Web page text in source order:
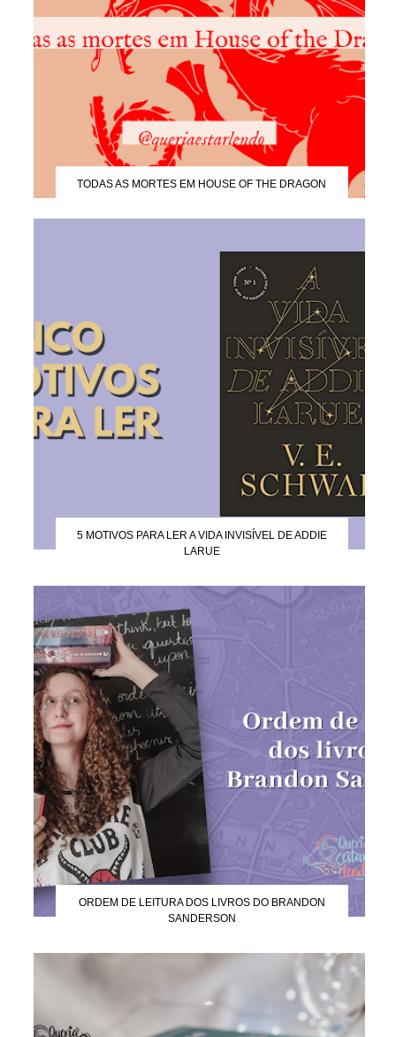
TODAS AS MORTES EM HOUSE OF THE DRAGON
5 MOTIVOS PARA LER A VIDA INVISÍVEL DE ADDIE
LARUE
ORDEM DE LEITURA DOS LIVROS DO BRANDON
SANDERSON